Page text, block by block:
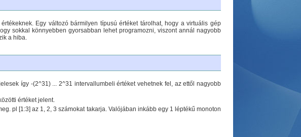
Egy változó bármilyen típusú értéket tárolhat, hogy a virtuális gép
sokkal könnyebben gyorsabban lehet programozni, viszont annál nagyobb
a hiba.
így -(2^31) ... 2^31 intervallumbeli értéket vehetnek fel, az ettől nagyobb
értéket jelent.
pl [1:3] az 1, 2, 3 számokat takarja. Valójában inkább egy 1 léptékű monoton